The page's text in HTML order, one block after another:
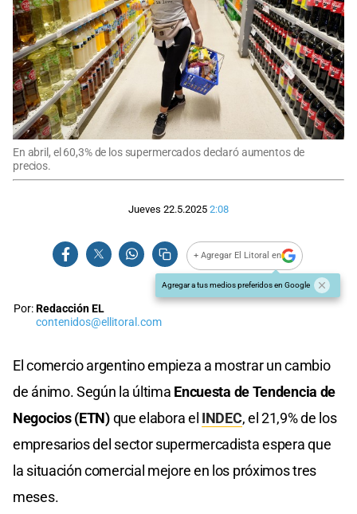
En abril, el 60,3% de los supermercados declaró aumentos de
precios.
Jueves 22.5.2025 2:08
+ Agregar El Litoral en
Agregar a tus medios preferidos en Google
Por:Redacción EL
contenidos@ellitoral.com
El comercio argentino empieza a mostrar un cambio
de ánimo. Según la última Encuesta de Tendencia de
Negocios (ETN)que elabora el INDEC, el 21,9% de los
empresarios del sector supermercadista espera que
la situación comercial mejore en los próximos tres
meses.